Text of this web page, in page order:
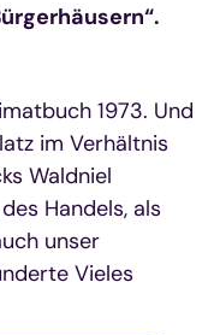
1973. Und
im Verhältnis
Waldniel
Handels, als
unser
Vieles